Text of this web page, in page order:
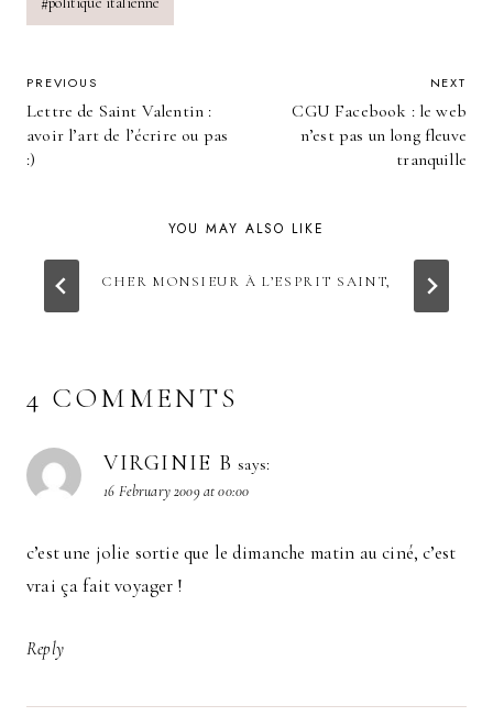
POST
NAVIGATION
PREVIOUS
Lettre de Saint Valentin :
avoir l’art de l’écrire ou pas
:)
NEXT
CGU Facebook : le web
n’est pas un long fleuve
tranquille
YOU MAY ALSO LIKE
CHER MONSIEUR À L’ESPRIT SAINT,
4 COMMENTS
VIRGINIE B says:
16 February 2009 at 00:00
c’est une jolie sortie que le dimanche matin au ciné, c’est
vrai ça fait voyager !
Reply